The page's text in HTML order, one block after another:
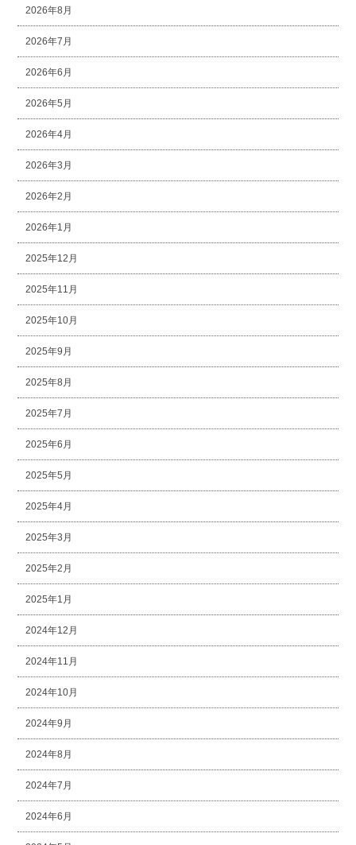
2026年8月
2026年7月
2026年6月
2026年5月
2026年4月
2026年3月
2026年2月
2026年1月
2025年12月
2025年11月
2025年10月
2025年9月
2025年8月
2025年7月
2025年6月
2025年5月
2025年4月
2025年3月
2025年2月
2025年1月
2024年12月
2024年11月
2024年10月
2024年9月
2024年8月
2024年7月
2024年6月